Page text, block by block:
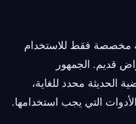
مخصصة فقط للاستخدام
قديم. الجمهور
الحديثة محدد للغاية،
التي يجب استخدامها.